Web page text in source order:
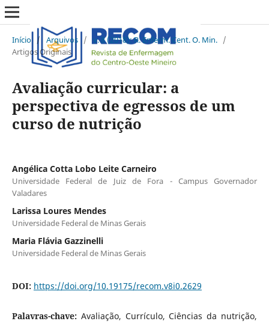
Início / Arquivos / v. 8 (2018): R. Enferm. Cent. O. Min. /
Artigos Originais
Avaliação curricular: a
perspectiva de egressos de um
curso de nutrição
Angélica Cotta Lobo Leite Carneiro
Universidade Federal de Juiz de Fora - Campus Governador
Valadares
Larissa Loures Mendes
Universidade Federal de Minas Gerais
Maria Flávia Gazzinelli
Universidade Federal de Minas Gerais
DOI: https://doi.org/10.19175/recom.v8i0.2629
Palavras-chave: Avaliação, Currículo, Ciências da nutrição,